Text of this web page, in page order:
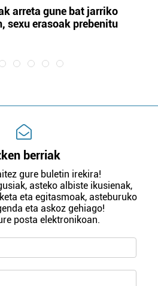
arreta gune bat jarriko
sexu erasoak prebenitu
berriak
gure buletin irekira!
asteko albiste ikusienak,
eta egitasmoak, asteburuko
eta askoz gehiago!
posta elektronikoan.